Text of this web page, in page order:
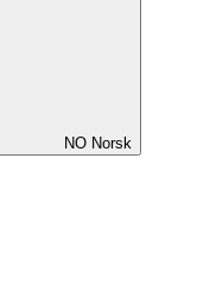
NO Norsk